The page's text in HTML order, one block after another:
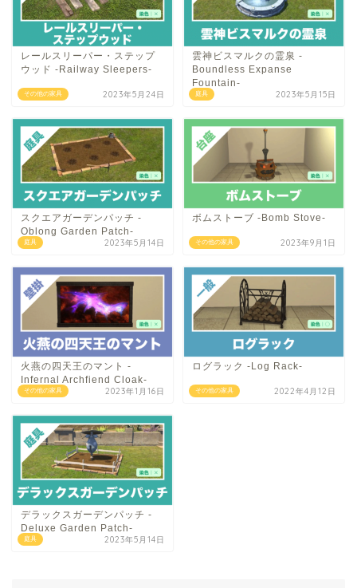
その他の家具
レールスリーパー・ステップ
ウッド -Railway Sleepers-
2023年5月24日 庭具
雲神ビスマルクの霊泉 -
Boundless Expanse
Fountain-
2023年5月15日
庭具
スクエアガーデンパッチ -
Oblong Garden Patch-
2023年5月14日 その他の家具
ボムストーブ -Bomb Stove-
2023年9月1日
その他の家具
火燕の四天王のマント -
Infernal Archfiend Cloak-
2023年1月16日 その他の家具
ログラック -Log Rack-
2022年4月12日
庭具
デラックスガーデンパッチ -
Deluxe Garden Patch-
2023年5月14日